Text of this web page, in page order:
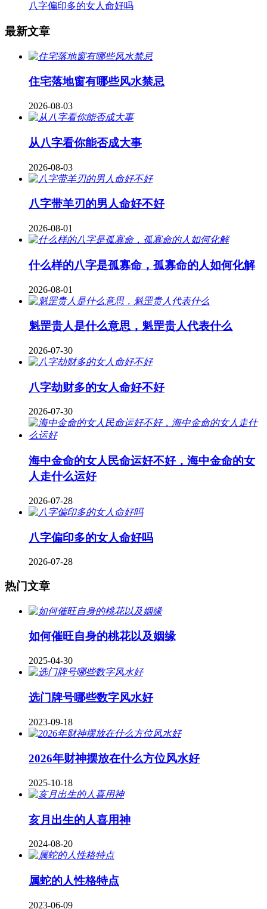
八字偏印多的女人命好吗
最新文章
住宅落地窗有哪些风水禁忌
2026-08-03
从八字看你能否成大事
2026-08-03
八字带羊刃的男人命好不好
2026-08-01
什么样的八字是孤寡命，孤寡命的人如何化解
2026-08-01
魁罡贵人是什么意思，魁罡贵人代表什么
2026-07-30
八字劫财多的女人命好不好
2026-07-30
海中金命的女人民命运好不好，海中金命的女
人走什么运好
2026-07-28
八字偏印多的女人命好吗
2026-07-28
热门文章
如何催旺自身的桃花以及姻缘
2025-04-30
​选门牌号哪些数字风水好
2023-09-18
2026年财神摆放在什么方位风水好
2025-10-18
亥月出生的人喜用神
2024-08-20
属蛇的人性格特点
2023-06-09